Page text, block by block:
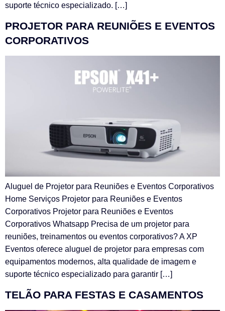
suporte técnico especializado. […]
PROJETOR PARA REUNIÕES E EVENTOS
CORPORATIVOS
Aluguel de Projetor para Reuniões e Eventos Corporativos
Home Serviços Projetor para Reuniões e Eventos
Corporativos Projetor para Reuniões e Eventos
Corporativos Whatsapp Precisa de um projetor para
reuniões, treinamentos ou eventos corporativos? A XP
Eventos oferece aluguel de projetor para empresas com
equipamentos modernos, alta qualidade de imagem e
suporte técnico especializado para garantir […]
TELÃO PARA FESTAS E CASAMENTOS